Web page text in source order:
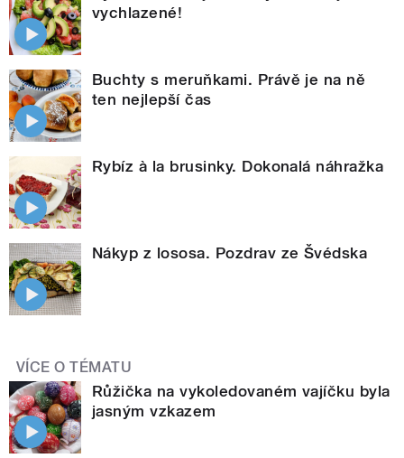
vychlazené!
Buchty s meruňkami. Právě je na ně
ten nejlepší čas
Rybíz à la brusinky. Dokonalá náhražka
Nákyp z lososa. Pozdrav ze Švédska
VÍCE O TÉMATU
Růžička na vykoledovaném vajíčku byla
jasným vzkazem